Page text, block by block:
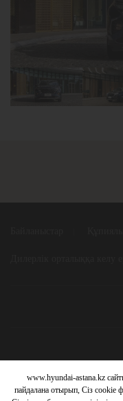
©
www.hyundai-astana.kz
пайдалана отырып, Сіз cookie